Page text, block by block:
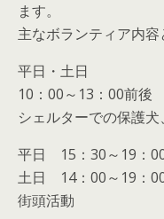
ます。
主なボランティア内
平日・土日
10：00～13：00前後
シェルターでの保護
平日 15：30～19：
土日 14：00～19：
街頭活動